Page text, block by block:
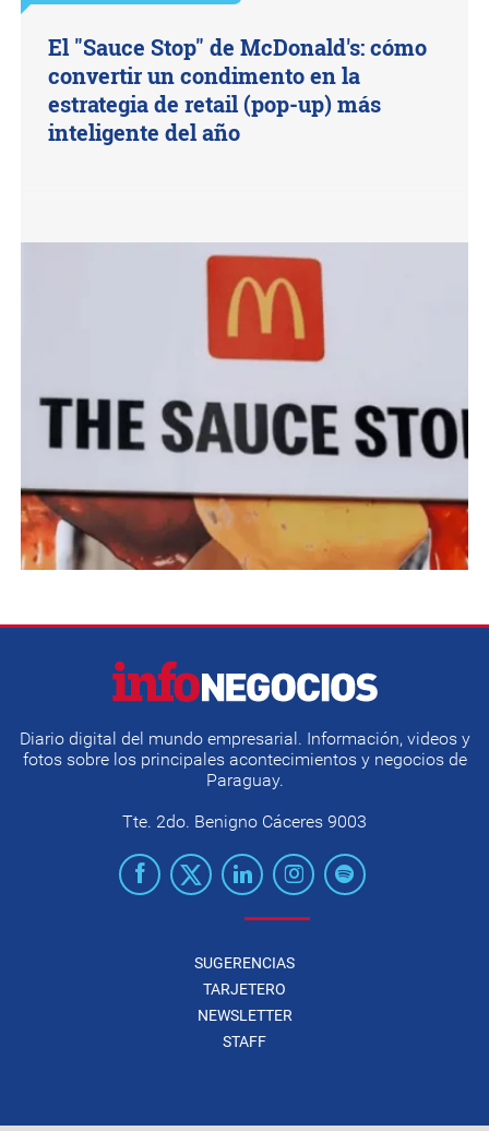
El "Sauce Stop" de McDonald's: cómo
convertir un condimento en la
estrategia de retail (pop-up) más
inteligente del año
Diario digital del mundo empresarial. Información, videos y
fotos sobre los principales acontecimientos y negocios de
Paraguay.
Tte. 2do. Benigno Cáceres 9003
SUGERENCIAS
TARJETERO
NEWSLETTER
STAFF